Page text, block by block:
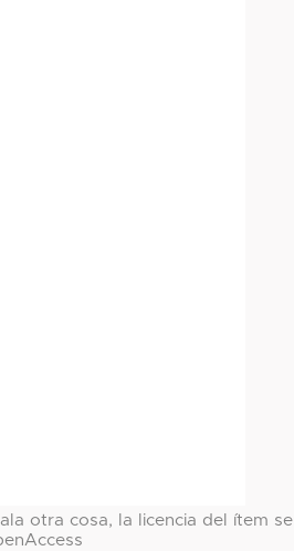
otra cosa, la licencia del ítem se